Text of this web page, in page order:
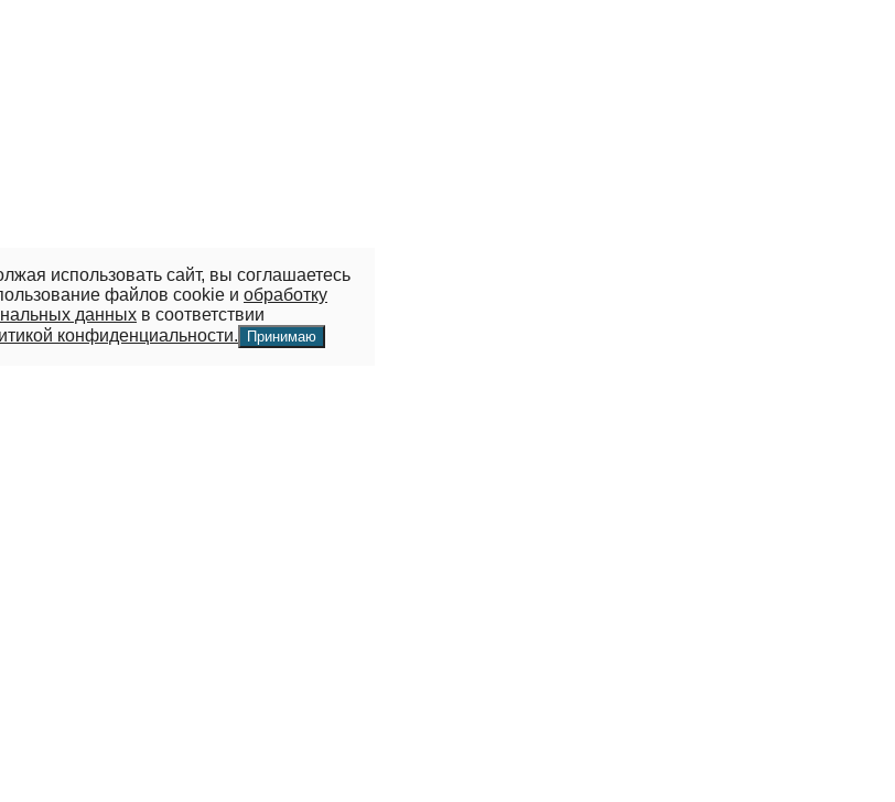
использовать сайт, вы соглашаетесь
файлов cookie и обработку
данных в соответствии
конфиденциальности. Принимаю